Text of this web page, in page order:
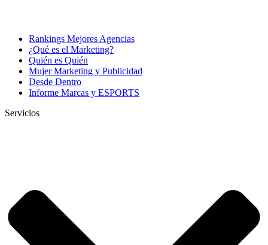
Rankings Mejores Agencias
¿Qué es el Marketing?
Quién es Quién
Mujer Marketing y Publicidad
Desde Dentro
Informe Marcas y ESPORTS
Servicios